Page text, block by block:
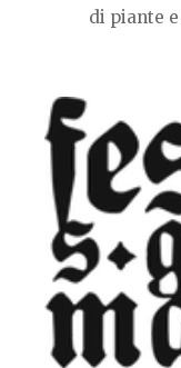
di piante